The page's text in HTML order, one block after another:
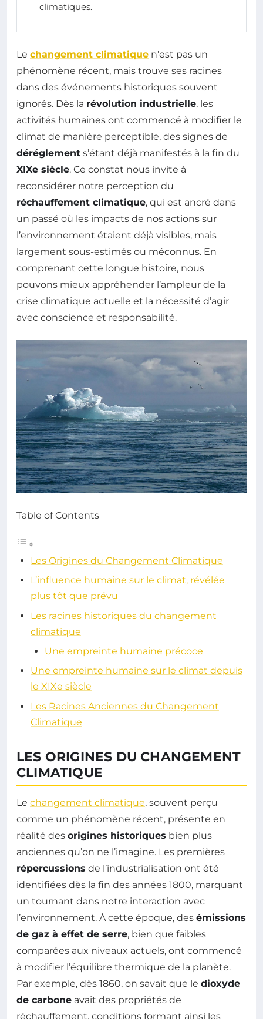
climatiques.
Le changement climatique n’est pas un
phénomène récent, mais trouve ses racines
dans des événements historiques souvent
ignorés. Dès la révolution industrielle, les
activités humaines ont commencé à modifier le
climat de manière perceptible, des signes de
déréglement s’étant déjà manifestés à la fin du
XIXe siècle. Ce constat nous invite à
reconsidérer notre perception du
réchauffement climatique, qui est ancré dans
un passé où les impacts de nos actions sur
l’environnement étaient déjà visibles, mais
largement sous-estimés ou méconnus. En
comprenant cette longue histoire, nous
pouvons mieux appréhender l’ampleur de la
crise climatique actuelle et la nécessité d’agir
avec conscience et responsabilité.
Table of Contents
Les Origines du Changement Climatique
L’influence humaine sur le climat, révélée
plus tôt que prévu
Les racines historiques du changement
climatique
Une empreinte humaine précoce
Une empreinte humaine sur le climat depuis
le XIXe siècle
Les Racines Anciennes du Changement
Climatique
LES ORIGINES DU CHANGEMENT
CLIMATIQUE
Le changement climatique, souvent perçu
comme un phénomène récent, présente en
réalité des origines historiques bien plus
anciennes qu’on ne l’imagine. Les premières
répercussions de l’industrialisation ont été
identifiées dès la fin des années 1800, marquant
un tournant dans notre interaction avec
l’environnement. À cette époque, des émissions
de gaz à effet de serre, bien que faibles
comparées aux niveaux actuels, ont commencé
à modifier l’équilibre thermique de la planète.
Par exemple, dès 1860, on savait que le dioxyde
de carbone avait des propriétés de
réchauffement, conditions formant ainsi les